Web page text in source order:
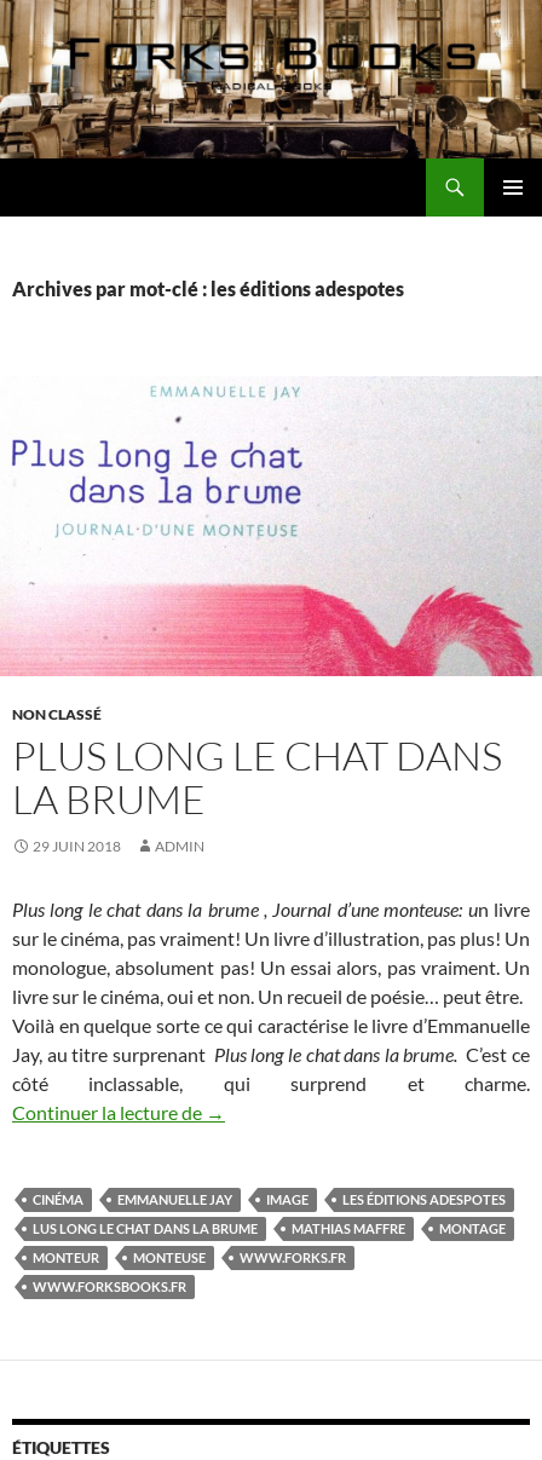
Aller
au
contenu
Archives par mot-clé : les éditions adespotes
NON CLASSÉ
PLUS LONG LE CHAT DANS
LA BRUME
29 JUIN 2018 ADMIN
Plus long le chat dans la brume , Journal d’une monteuse: un livre
sur le cinéma, pas vraiment! Un livre d’illustration, pas plus! Un
monologue, absolument pas! Un essai alors, pas vraiment. Un
livre sur le cinéma, oui et non. Un recueil de poésie… peut être.
Voilà en quelque sorte ce qui caractérise le livre d’Emmanuelle
Jay, au titre surprenant Plus long le chat dans la brume. C’est ce
côté inclassable, qui surprend et charme.
Continuer la lecture de Plus long le chat dans la brume
→
CINÉMA EMMANUELLE JAY IMAGE
LES ÉDITIONS ADESPOTES
LUS LONG LE CHAT DANS LA BRUME
MATHIAS MAFFRE
MONTAGE
MONTEUR
MONTEUSE
WWW.FORKS.FR
WWW.FORKSBOOKS.FR
ÉTIQUETTES